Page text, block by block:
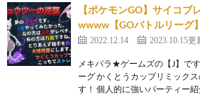
【ポケモンGO】サイコブ
wwww【GOバトルリーグ】
2022.12.14 2023.10.15更
メキパラ★ゲームズの【J】で
ーグ かくとうカップリミック
す！ 個人的に強いパーティー